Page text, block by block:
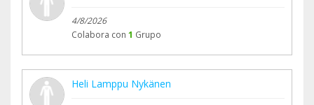
4/8/2026
Colabora con 1 Grupo
Heli Lamppu Nykänen